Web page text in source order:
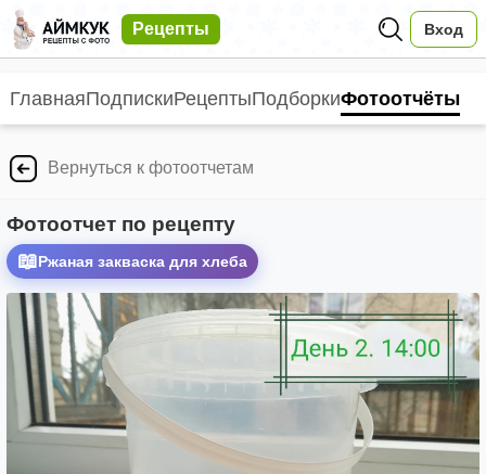
Рецепты Вход
ГлавнаяПодпискиРецептыПодборкиФотоотчёты
Вернуться к фотоотчетам
Фотоотчет по рецепту
📖Ржаная закваска для хлеба